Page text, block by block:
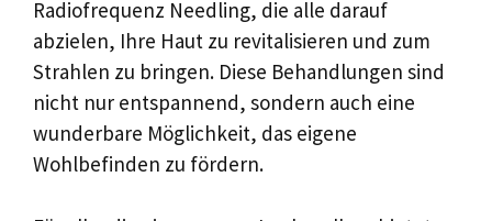
Radiofrequenz Needling, die alle darauf
abzielen, Ihre Haut zu revitalisieren und zum
Strahlen zu bringen. Diese Behandlungen sind
nicht nur entspannend, sondern auch eine
wunderbare Möglichkeit, das eigene
Wohlbefinden zu fördern.